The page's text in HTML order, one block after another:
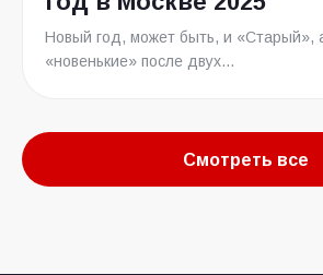
Новый год, может быть, и «Старый»,
«новенькие» после двух...
Смотреть все